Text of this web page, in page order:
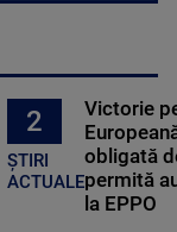
2
ȘTIRI
ACTUALE
Victorie
obligată
permită
la EPPO